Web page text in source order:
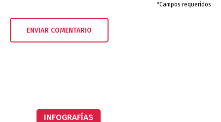
*Campos requeridos
INFOGRAFÍAS